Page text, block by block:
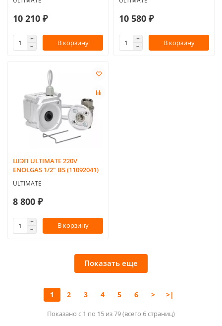
10 210 ₽
В корзину
10 580 ₽
В корзину
ШЭП ULTIMATE 220V
ENOLGAS 1/2" BS (11092041)
ULTIMATE
8 800 ₽
В корзину
Показать еще
1 2 3 4 5 6 > >|
Показано с 1 по 15 из 79 (всего 6 страниц)